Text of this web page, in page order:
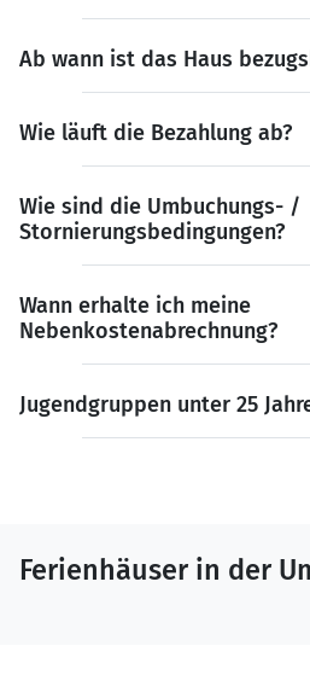
Ab wann ist das Haus
Wie läuft die Bezahlung ab?
Wie sind die Umbuchungs- /
Stornierungsbedingungen?
Wann erhalte ich meine
Nebenkostenabrechnung?
Jugendgruppen unter 25
Ferienhäuser in der